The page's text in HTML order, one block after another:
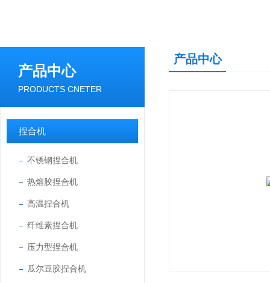
产品中心
PRODUCTS CNETER
捏合机
不锈钢捏合机
热熔胶捏合机
高温捏合机
纤维素捏合机
压力型捏合机
瓜尔豆胶捏合机
产品中心